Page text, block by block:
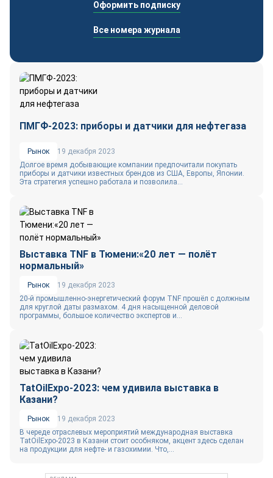
Оформить подписку
Все номера журнала
ПМГФ-2023: приборы и датчики для нефтегаза
Рынок
19 декабря 2023
Долгое время добывающие компании предпочитали покупать
приборы и датчики известных брендов из США, Европы, Японии.
Эта стратегия успешно работала и позволила...
Выставка TNF в Тюмени:«20 лет — полёт
нормальный»
Рынок
19 декабря 2023
20-й промышленно-энергетический форум TNF прошёл с должным
для круглой даты размахом. 4 дня насыщенной деловой
программы, большое количество экспертов и...
TatOilExpo-2023: чем удивила выставка в
Казани?
Рынок
19 декабря 2023
В череде отраслевых мероприятий международная выставка
TatOilExpo-2023 в Казани стоит особняком, акцент здесь сделан
на продукции для нефте- и газохимии. Что,...